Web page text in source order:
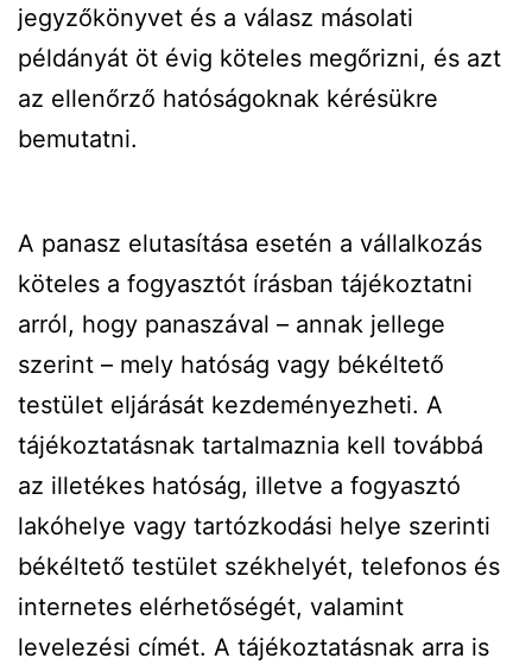
jegyzőkönyvet és a válasz másolati
példányát öt évig köteles megőrizni, és azt
az ellenőrző hatóságoknak kérésükre
bemutatni.
A panasz elutasítása esetén a vállalkozás
köteles a fogyasztót írásban tájékoztatni
arról, hogy panaszával – annak jellege
szerint – mely hatóság vagy békéltető
testület eljárását kezdeményezheti. A
tájékoztatásnak tartalmaznia kell továbbá
az illetékes hatóság, illetve a fogyasztó
lakóhelye vagy tartózkodási helye szerinti
békéltető testület székhelyét, telefonos és
internetes elérhetőségét, valamint
levelezési címét. A tájékoztatásnak arra is